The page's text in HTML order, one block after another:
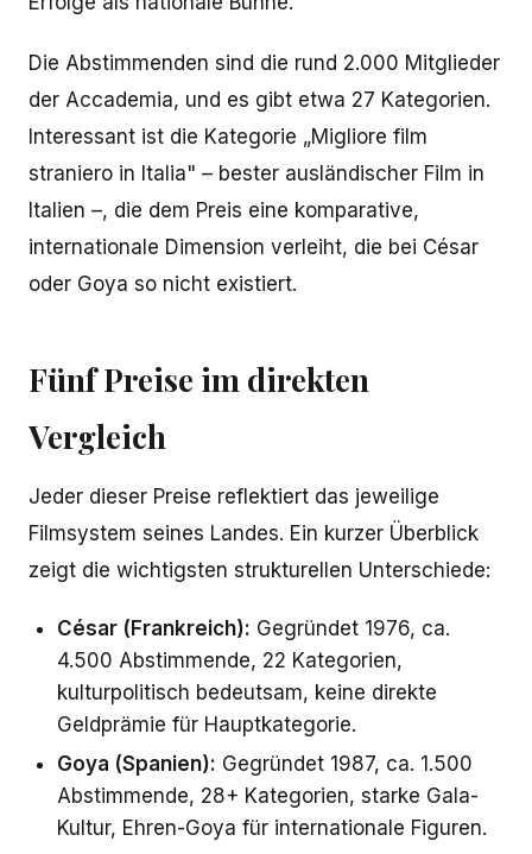
Die Abstimmenden sind die rund 2.000 Mitglieder
der Accademia, und es gibt etwa 27 Kategorien.
Interessant ist die Kategorie „Migliore film
straniero in Italia" – bester ausländischer Film in
Italien –, die dem Preis eine komparative,
internationale Dimension verleiht, die bei César
oder Goya so nicht existiert.
Fünf Preise im direkten
Vergleich
Jeder dieser Preise reflektiert das jeweilige
Filmsystem seines Landes. Ein kurzer Überblick
zeigt die wichtigsten strukturellen Unterschiede:
César (Frankreich): Gegründet 1976, ca.
4.500 Abstimmende, 22 Kategorien,
kulturpolitisch bedeutsam, keine direkte
Geldprämie für Hauptkategorie.
Goya (Spanien): Gegründet 1987, ca. 1.500
Abstimmende, 28+ Kategorien, starke Gala-
Kultur, Ehren-Goya für internationale Figuren.